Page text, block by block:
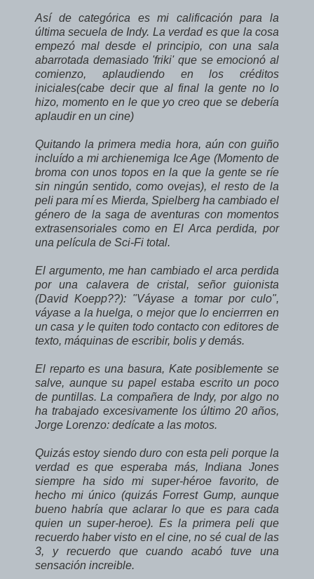
Así de categórica es mi calificación para la
última secuela de Indy. La verdad es que la cosa
empezó mal desde el principio, con una sala
abarrotada demasiado 'friki' que se emocionó al
comienzo, aplaudiendo en los créditos
iniciales(cabe decir que al final la gente no lo
hizo, momento en le que yo creo que se debería
aplaudir en un cine)
Quitando la primera media hora, aún con guiño
incluído a mi archienemiga Ice Age (Momento de
broma con unos topos en la que la gente se ríe
sin ningún sentido, como ovejas), el resto de la
peli para mí es Mierda, Spielberg ha cambiado el
género de la saga de aventuras con momentos
extrasensoriales como en El Arca perdida, por
una película de Sci-Fi total.
El argumento, me han cambiado el arca perdida
por una calavera de cristal, señor guionista
(David Koepp??): "Váyase a tomar por culo",
váyase a la huelga, o mejor que lo encierrren en
un casa y le quiten todo contacto con editores de
texto, máquinas de escribir, bolis y demás.
El reparto es una basura, Kate posiblemente se
salve, aunque su papel estaba escrito un poco
de puntillas. La compañera de Indy, por algo no
ha trabajado excesivamente los último 20 años,
Jorge Lorenzo: dedícate a las motos.
Quizás estoy siendo duro con esta peli porque la
verdad es que esperaba más, Indiana Jones
siempre ha sido mi super-héroe favorito, de
hecho mi único (quizás Forrest Gump, aunque
bueno habría que aclarar lo que es para cada
quien un super-heroe). Es la primera peli que
recuerdo haber visto en el cine, no sé cual de las
3, y recuerdo que cuando acabó tuve una
sensación increible.